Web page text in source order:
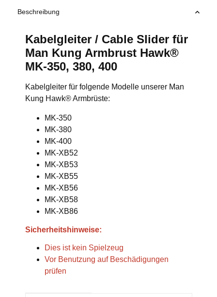
Beschreibung
Kabelgleiter / Cable Slider für
Man Kung Armbrust Hawk®
MK-350, 380, 400
Kabelgleiter für folgende Modelle unserer Man
Kung Hawk® Armbrüste:
MK-350
MK-380
MK-400
MK-XB52
MK-XB53
MK-XB55
MK-XB56
MK-XB58
MK-XB86
Sicherheitshinweise:
Dies ist kein Spielzeug
Vor Benutzung auf Beschädigungen
prüfen